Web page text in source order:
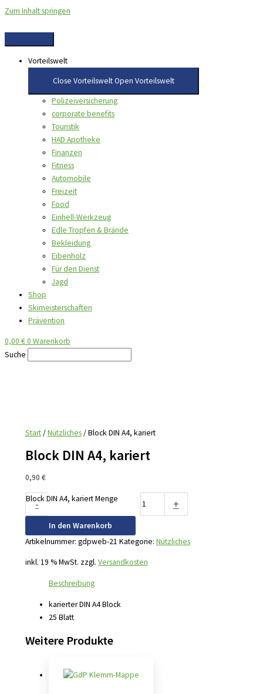
Zum Inhalt springen
Vorteilswelt
Close VorteilsweltOpen Vorteilswelt
Polizeiversicherung
corporate benefits
Touristik
HAD Apotheke
Finanzen
Fitness
Automobile
Freizeit
Food
Einhell-Werkzeug
Edle Tropfen & Brände
Bekleidung
Eibenholz
Für den Dienst
Jagd
Shop
Skimeisterschaften
Prävention
0,00 €0 Warenkorb
Suche
Start/Nützliches/ Block DIN A4, kariert
Block DIN A4, kariert
0,90 €
-
Block DIN A4, kariert Menge +
In den Warenkorb
Artikelnummer: gdpweb-21 Kategorie: Nützliches
inkl. 19 % MwSt. zzgl. Versandkosten
Beschreibung
karierter DIN A4 Block
25 Blatt
Weitere Produkte